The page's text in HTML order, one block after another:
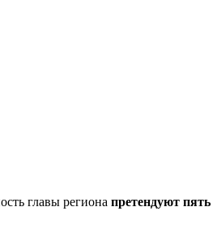
главы региона претендуют пять